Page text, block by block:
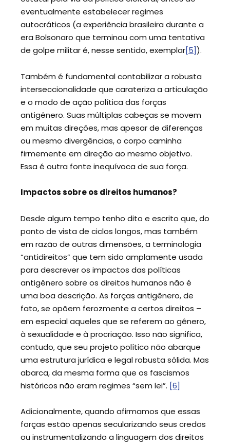
eventualmente estabelecer regimes
autocráticos (a experiência brasileira durante a
era Bolsonaro que terminou com uma tentativa
de golpe militar é, nesse sentido, exemplar[5]).
Também é fundamental contabilizar a robusta
interseccionalidade que carateriza a articulação
e o modo de ação política das forças
antigênero. Suas múltiplas cabeças se movem
em muitas direções, mas apesar de diferenças
ou mesmo divergências, o corpo caminha
firmemente em direção ao mesmo objetivo.
Essa é outra fonte inequívoca de sua força.
Impactos sobre os direitos humanos?
Desde algum tempo tenho dito e escrito que, do
ponto de vista de ciclos longos, mas também
em razão de outras dimensões, a terminologia
“antidireitos” que tem sido amplamente usada
para descrever os impactos das políticas
antigênero sobre os direitos humanos não é
uma boa descrição. As forças antigênero, de
fato, se opõem ferozmente a certos direitos –
em especial aqueles que se referem ao gênero,
à sexualidade e à procriação. Isso não significa,
contudo, que seu projeto político não abarque
uma estrutura jurídica e legal robusta sólida. Mas
abarca, da mesma forma que os fascismos
históricos não eram regimes “sem lei”. [6]
Adicionalmente, quando afirmamos que essas
forças estão apenas secularizando seus credos
ou instrumentalizando a linguagem dos direitos